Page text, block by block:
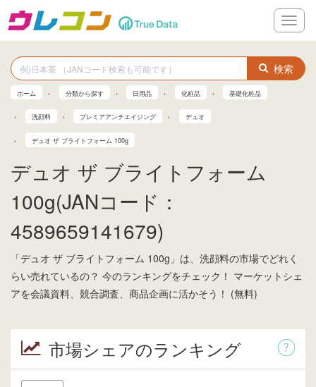
メ
ニ
ー
検索
ホーム 分類から探す 日用品 化粧品 基礎化粧品
洗顔料 プレミアアンチエイジング デュオ
デュオ ザ ブライトフォーム 100g
デュオ ザ ブライトフォーム
100g(JANコード：
4589659141679)
「デュオ ザ ブライトフォーム 100g」は、洗顔料の市場でどれく
らい売れているの？ 今のランキングをチェック！ マーケットシェ
アを会議資料、競合調査、商品企画に活かそう！ (無料)
市場シェアのランキング